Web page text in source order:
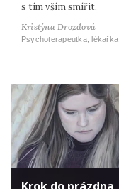
s tím vším smířit.
Kristýna Drozdová
Psychoterapeutka, lékařka
Krok do prázdna